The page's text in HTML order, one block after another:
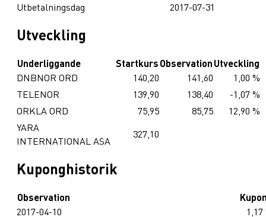
Utbetalningsdag
2017-07-31
Utveckling
Underliggande StartkursObservationUtveckling
DNBNOR ORD
140,20 141,60
1,00 %
TELENOR
139,90 138,40
-1,07 %
ORKLA ORD
75,95 85,75
12,90 %
YARA
INTERNATIONAL ASA
327,10
Kuponghistorik
Observation
2017-04-10
1,17